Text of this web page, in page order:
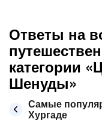
Ответы на
категории
Шенуды»
Самые
Хургаде